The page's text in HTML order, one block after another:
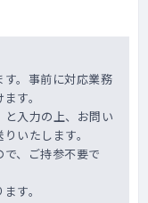
す。事前に対応業務
す。
入力の上、お問い
いたします。
、ご持参不要で
す。